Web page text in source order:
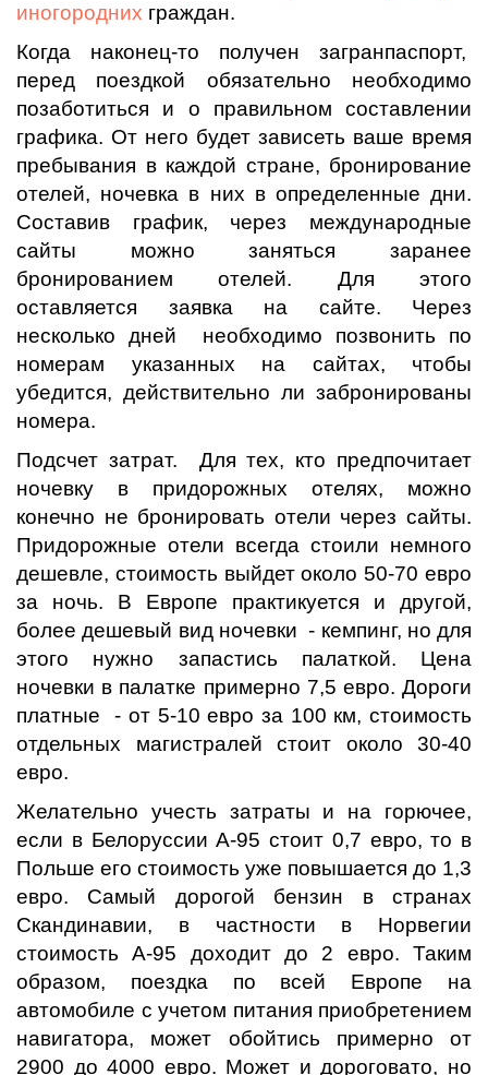
иногородних граждан.
Когда наконец-то получен загранпаспорт,
перед поездкой обязательно необходимо
позаботиться и о правильном составлении
графика. От него будет зависеть ваше время
пребывания в каждой стране, бронирование
отелей, ночевка в них в определенные дни.
Составив график, через международные
сайты можно заняться заранее
бронированием отелей. Для этого
оставляется заявка на сайте. Через
несколько дней необходимо позвонить по
номерам указанных на сайтах, чтобы
убедится, действительно ли забронированы
номера.
Подсчет затрат. Для тех, кто предпочитает
ночевку в придорожных отелях, можно
конечно не бронировать отели через сайты.
Придорожные отели всегда стоили немного
дешевле, стоимость выйдет около 50-70 евро
за ночь. В Европе практикуется и другой,
более дешевый вид ночевки - кемпинг, но для
этого нужно запастись палаткой. Цена
ночевки в палатке примерно 7,5 евро. Дороги
платные - от 5-10 евро за 100 км, стоимость
отдельных магистралей стоит около 30-40
евро.
Желательно учесть затраты и на горючее,
если в Белоруссии А-95 стоит 0,7 евро, то в
Польше его стоимость уже повышается до 1,3
евро. Самый дорогой бензин в странах
Скандинавии, в частности в Норвегии
стоимость А-95 доходит до 2 евро. Таким
образом, поездка по всей Европе на
автомобиле с учетом питания приобретением
навигатора, может обойтись примерно от
2900 до 4000 евро. Может и дороговато, но